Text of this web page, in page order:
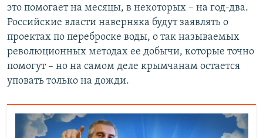
это помогает на месяцы, в некоторых – на год-два.
Российские власти наверняка будут заявлять о
проектах по переброске воды, о так называемых
революционных методах ее добычи, которые точно
помогут – но на самом деле крымчанам остается
уповать только на дожди.